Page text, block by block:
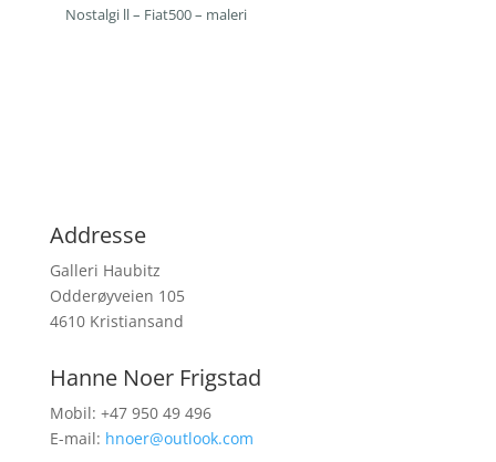
Nostalgi ll – Fiat500 – maleri
Addresse
Galleri Haubitz
Odderøyveien 105
4610 Kristiansand
Hanne Noer Frigstad
Mobil: +47 950 49 496
E-mail: hnoer@outlook.com